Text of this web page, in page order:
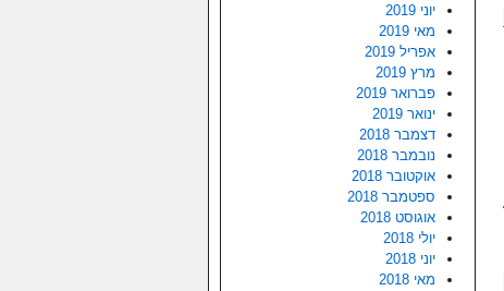
יוני 2019
מאי 2019
אפריל 2019
מרץ 2019
פברואר 2019
ינואר 2019
דצמבר 2018
נובמבר 2018
אוקטובר 2018
ספטמבר 2018
אוגוסט 2018
יולי 2018
יוני 2018
מאי 2018